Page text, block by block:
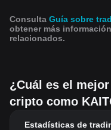
Consulta Guía sobre
obtener más
relacionados.
¿Cuál es el
cripto como
Estadísticas de